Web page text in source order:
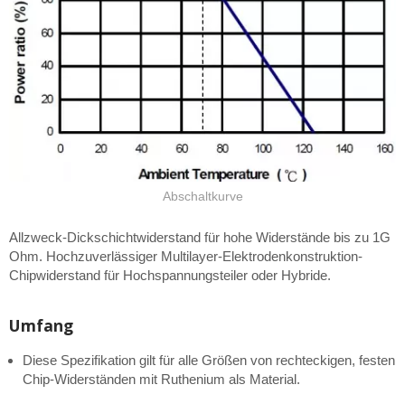
Abschaltkurve
Allzweck-Dickschichtwiderstand für hohe Widerstände bis zu 1G
Ohm. Hochzuverlässiger Multilayer-Elektrodenkonstruktion-
Chipwiderstand für Hochspannungsteiler oder Hybride.
Umfang
Diese Spezifikation gilt für alle Größen von rechteckigen, festen
Chip-Widerständen mit Ruthenium als Material.